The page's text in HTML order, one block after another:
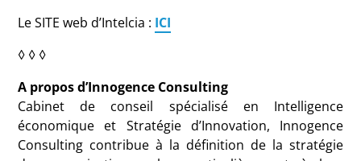
Le SITE web d’Intelcia : ICI
◊ ◊ ◊
A propos d’Innogence Consulting
Cabinet de conseil spécialisé en Intelligence
économique et Stratégie d’Innovation, Innogence
Consulting contribue à la définition de la stratégie